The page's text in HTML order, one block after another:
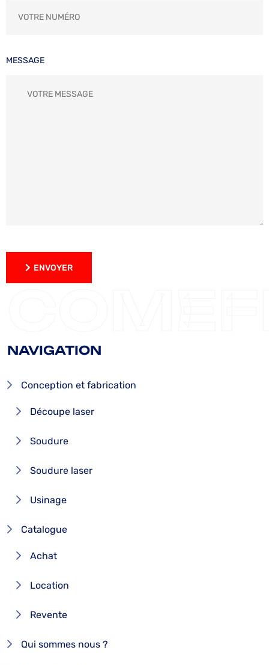
MESSAGE
ENVOYER
NAVIGATION
Conception et fabrication
Découpe laser
Soudure
Soudure laser
Usinage
Catalogue
Achat
Location
Revente
Qui sommes nous ?